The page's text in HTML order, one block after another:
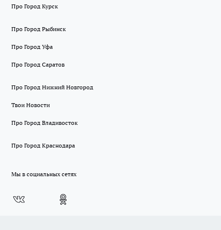
Про Город Курск
Про Город Рыбинск
Про Город Уфа
Про Город Саратов
Про Город Нижний Новгород
Твои Новости
Про Город Владивосток
Про Город Краснодара
Мы в социальных сетях